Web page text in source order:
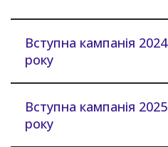
Вступна кампанія 2024
року
Вступна кампанія 2025
року